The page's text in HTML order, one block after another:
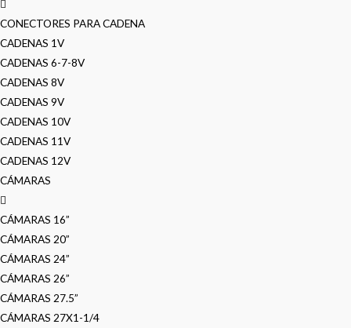
CONECTORES PARA CADENA
CADENAS 1V
CADENAS 6-7-8V
CADENAS 8V
CADENAS 9V
CADENAS 10V
CADENAS 11V
CADENAS 12V
CÁMARAS
CÁMARAS 16”
CÁMARAS 20”
CÁMARAS 24”
CÁMARAS 26”
CÁMARAS 27.5”
CÁMARAS 27X1-1/4